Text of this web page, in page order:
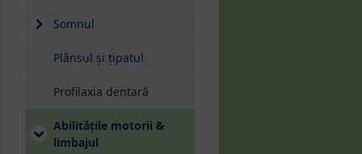
Somnul
Plânsul și țipatul
Profilaxia dentară
Abilitățile motorii &
limbajul